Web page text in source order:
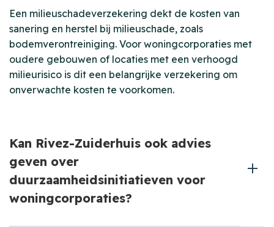
Een milieuschadeverzekering dekt de kosten van
sanering en herstel bij milieuschade, zoals
bodemverontreiniging. Voor woningcorporaties met
oudere gebouwen of locaties met een verhoogd
milieurisico is dit een belangrijke verzekering om
onverwachte kosten te voorkomen.
Kan Rivez-Zuiderhuis ook advies
geven over
duurzaamheidsinitiatieven voor
woningcorporaties?